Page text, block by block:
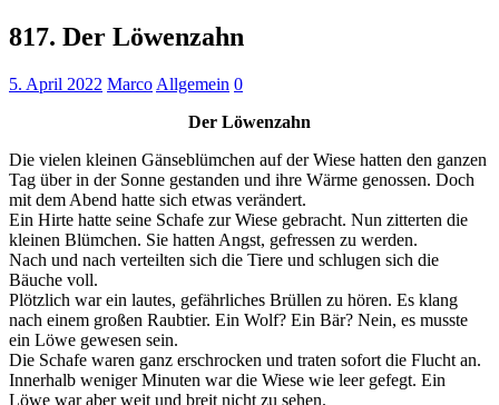
817. Der Löwenzahn
5. April 2022 Marco Allgemein 0
Der Löwenzahn
Die vielen kleinen Gänseblümchen auf der Wiese hatten den ganzen
Tag über in der Sonne gestanden und ihre Wärme genossen. Doch
mit dem Abend hatte sich etwas verändert.
Ein Hirte hatte seine Schafe zur Wiese gebracht. Nun zitterten die
kleinen Blümchen. Sie hatten Angst, gefressen zu werden.
Nach und nach verteilten sich die Tiere und schlugen sich die
Bäuche voll.
Plötzlich war ein lautes, gefährliches Brüllen zu hören. Es klang
nach einem großen Raubtier. Ein Wolf? Ein Bär? Nein, es musste
ein Löwe gewesen sein.
Die Schafe waren ganz erschrocken und traten sofort die Flucht an.
Innerhalb weniger Minuten war die Wiese wie leer gefegt. Ein
Löwe war aber weit und breit nicht zu sehen.